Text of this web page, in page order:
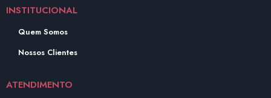
INSTITUCIONAL
Quem Somos
Nossos Clientes
ATENDIMENTO